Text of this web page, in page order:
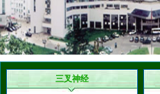
三叉神经